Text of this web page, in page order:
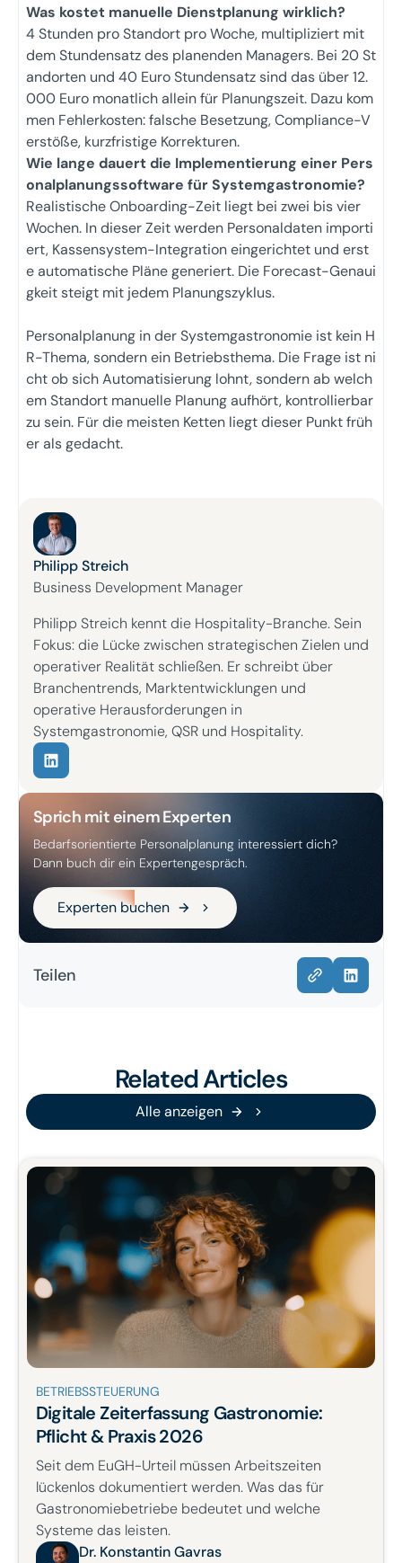
Was kostet manuelle Dienstplanung wirklich?
4 Stunden pro Standort pro Woche, multipliziert mit
dem Stundensatz des planenden Managers. Bei 20 St
andorten und 40 Euro Stundensatz sind das über 12.
000 Euro monatlich allein für Planungszeit. Dazu kom
men Fehlerkosten: falsche Besetzung, Compliance-V
erstöße, kurzfristige Korrekturen.
Wie lange dauert die Implementierung einer Pers
onalplanungssoftware für Systemgastronomie?
Realistische Onboarding-Zeit liegt bei zwei bis vier
Wochen. In dieser Zeit werden Personaldaten importi
ert, Kassensystem-Integration eingerichtet und erst
e automatische Pläne generiert. Die Forecast-Genaui
gkeit steigt mit jedem Planungszyklus.
Personalplanung in der Systemgastronomie ist kein H
R-Thema, sondern ein Betriebsthema. Die Frage ist ni
cht ob sich Automatisierung lohnt, sondern ab welch
em Standort manuelle Planung aufhört, kontrollierbar
zu sein. Für die meisten Ketten liegt dieser Punkt früh
er als gedacht.
Philipp Streich
Business Development Manager
Philipp Streich kennt die Hospitality-Branche. Sein
Fokus: die Lücke zwischen strategischen Zielen und
operativer Realität schließen. Er schreibt über
Branchentrends, Marktentwicklungen und
operative Herausforderungen in
Systemgastronomie, QSR und Hospitality.
Sprich mit einem Experten
Bedarfsorientierte Personalplanung interessiert dich?
Dann buch dir ein Expertengespräch.
Experten buchen
Experten buchen
Teilen
Related Articles
Alle anzeigen
BETRIEBSSTEUERUNG
Digitale Zeiterfassung Gastronomie:
Pflicht & Praxis 2026
Seit dem EuGH-Urteil müssen Arbeitszeiten
lückenlos dokumentiert werden. Was das für
Gastronomiebetriebe bedeutet und welche
Systeme das leisten.
Dr. Konstantin Gavras